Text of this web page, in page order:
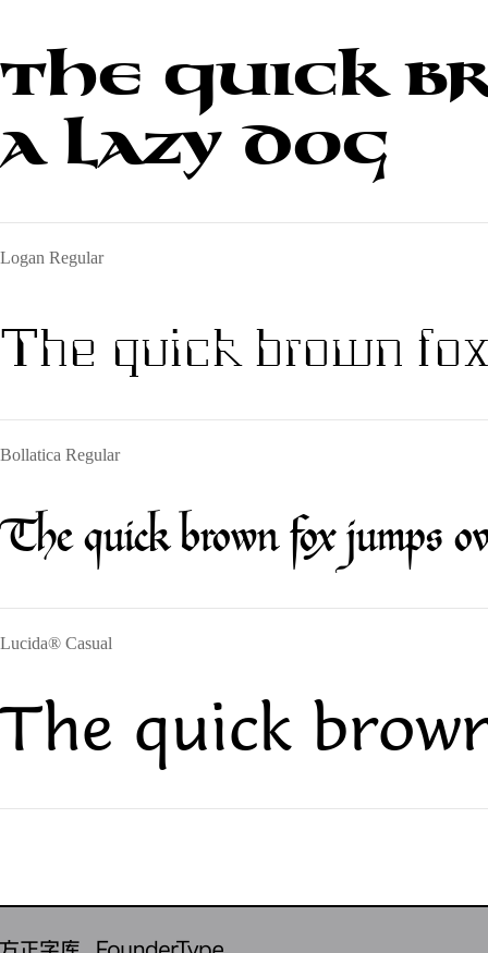
The quick
a lazy dog
Logan Regular
The quick brown
Bollatica Regular
The quick brown fox jumps
Lucida® Casual
The quick